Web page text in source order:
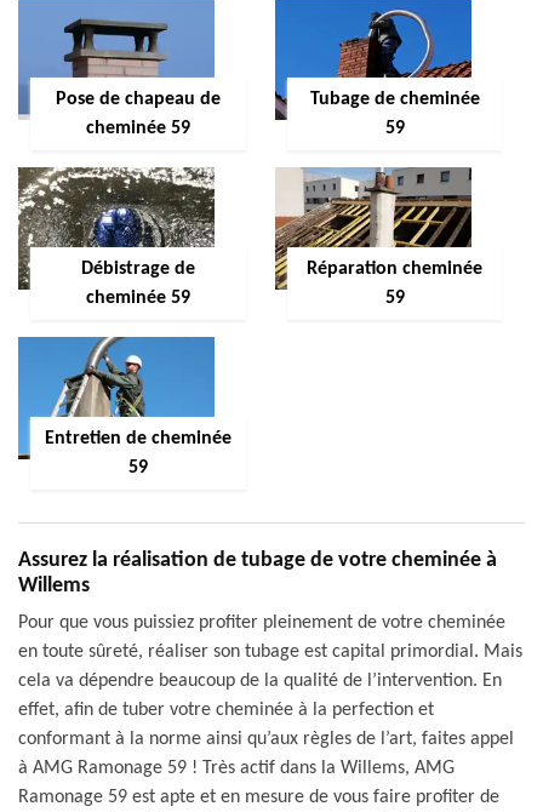
Pose de chapeau de
cheminée 59
Tubage de cheminée
59
Débistrage de
cheminée 59
Réparation cheminée
59
Entretien de cheminée
59
Assurez la réalisation de tubage de votre cheminée à
Willems
Pour que vous puissiez profiter pleinement de votre cheminée
en toute sûreté, réaliser son tubage est capital primordial. Mais
cela va dépendre beaucoup de la qualité de l’intervention. En
effet, afin de tuber votre cheminée à la perfection et
conformant à la norme ainsi qu’aux règles de l’art, faites appel
à AMG Ramonage 59 ! Très actif dans la Willems, AMG
Ramonage 59 est apte et en mesure de vous faire profiter de